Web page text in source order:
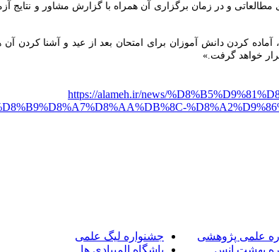
و در زمان برگزاری آن همراه با گزارش مشاور و نتایج
کردن دانش آموزان برای امتحان بعد از عید و آشنا کردن آن
خواهد گرفت.»
https://alameh.ir/news/
علمی پژوهشی
جشنواره لیگ علمی